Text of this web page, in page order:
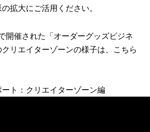
拡大にご活用ください。
開催された「オーダーグッズビジネ
クリエイターゾーンの様子は、こちら
ート：クリエイターゾーン編